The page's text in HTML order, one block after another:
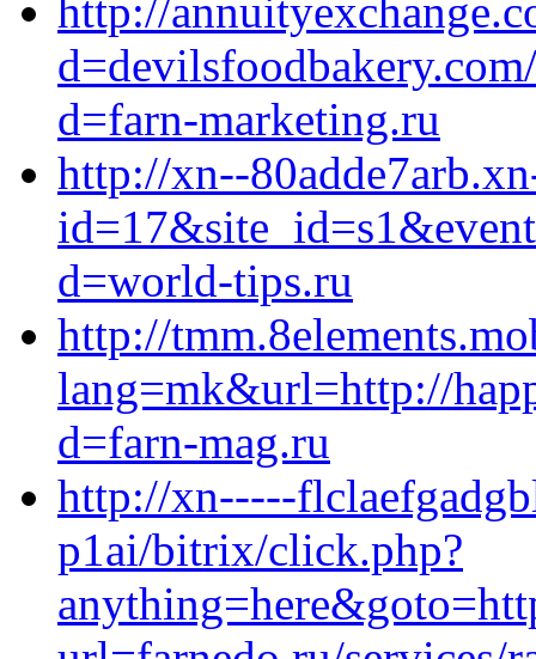
http://
d=farn-marketing.ru
http://xn--
d=world-tips.ru
http://
lang=mk&url=http://
d=farn-mag.ru
http://xn-----
p1ai/bitrix/click.php?